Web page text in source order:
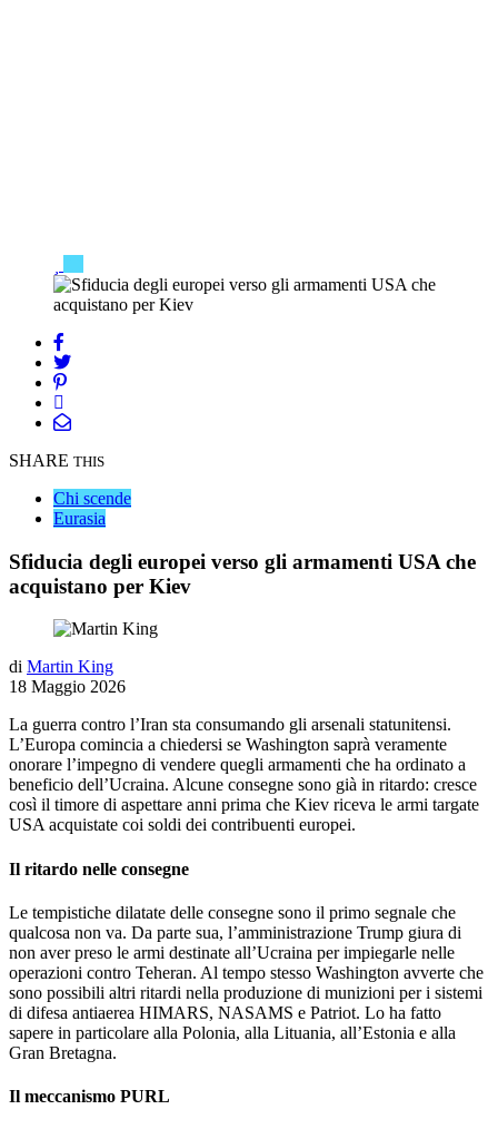
SHARE THIS
Chi scende
Eurasia
Sfiducia degli europei verso gli armamenti USA che
acquistano per Kiev
di Martin King
18 Maggio 2026
La guerra contro l’Iran sta consumando gli arsenali statunitensi.
L’Europa comincia a chiedersi se Washington saprà veramente
onorare l’impegno di vendere quegli armamenti che ha ordinato a
beneficio dell’Ucraina. Alcune consegne sono già in ritardo: cresce
così il timore di aspettare anni prima che Kiev riceva le armi targate
USA acquistate coi soldi dei contribuenti europei.
Il ritardo nelle consegne
Le tempistiche dilatate delle consegne sono il primo segnale che
qualcosa non va. Da parte sua, l’amministrazione Trump giura di
non aver preso le armi destinate all’Ucraina per impiegarle nelle
operazioni contro Teheran. Al tempo stesso Washington avverte che
sono possibili altri ritardi nella produzione di munizioni per i sistemi
di difesa antiaerea HIMARS, NASAMS e Patriot. Lo ha fatto
sapere in particolare alla Polonia, alla Lituania, all’Estonia e alla
Gran Bretagna.
Il meccanismo PURL